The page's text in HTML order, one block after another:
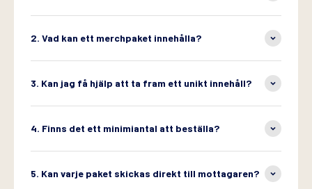
2. Vad kan ett merchpaket innehålla?
3. Kan jag få hjälp att ta fram ett unikt innehåll?
4. Finns det ett minimiantal att beställa?
5. Kan varje paket skickas direkt till mottagaren?